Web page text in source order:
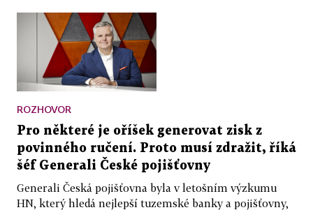
ROZHOVOR
Pro některé je oříšek generovat zisk z
povinného ručení. Proto musí zdražit, říká
šéf Generali České pojišťovny
Generali Česká pojišťovna byla v letošním výzkumu
HN, který hledá nejlepší tuzemské banky a pojišťovny,